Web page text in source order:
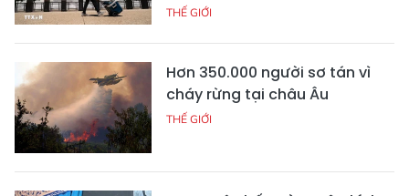
THẾ GIỚI
Hơn 350.000 người sơ tán vì
cháy rừng tại châu Âu
THẾ GIỚI